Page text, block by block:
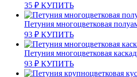
35 ₽ КУПИТЬ
Петуния многоцветковая
93 ₽ КУПИТЬ
Петуния многоцветковая
93 ₽ КУПИТЬ